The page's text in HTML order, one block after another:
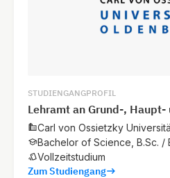
STUDIENGANGPROFIL
Lehramt an Grund-, Haupt-
Carl von Ossietzky
Bachelor of Science, B.Sc. /
Vollzeitstudium
Zum Studiengang